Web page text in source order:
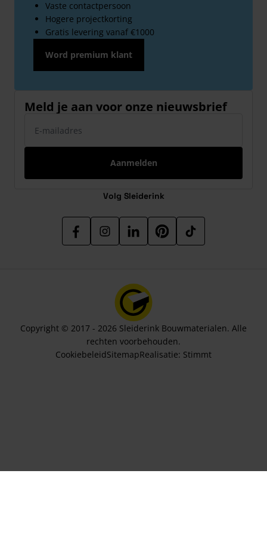
Vaste contactpersoon
Hogere projectkorting
Gratis levering vanaf €1000
Word premium klant
Meld je aan voor onze nieuwsbrief
Aanmelden
Volg Sleiderink
Copyright © 2017 - 2026 Sleiderink Bouwmaterialen. Alle
rechten voorbehouden.
CookiebeleidSitemapRealisatie: Stimmt